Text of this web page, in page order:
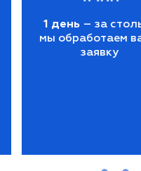
1 день– за
мы обработаем
заявку